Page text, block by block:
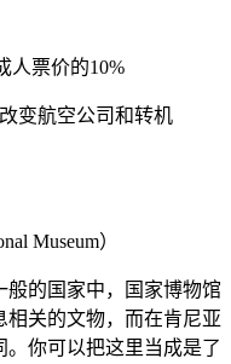
人票价的10%
变航空公司和转机
Museum）
的国家中，国家博物馆
关的文物，而在肯尼亚
。你可以把这里当成是了